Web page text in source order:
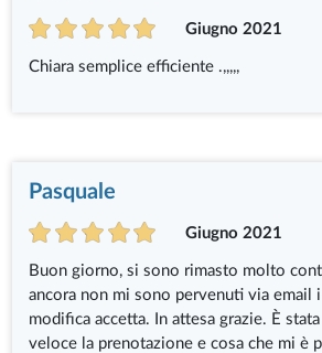
Giugno 2021
Chiara semplice efficiente .,,,,,
Pasquale
Giugno 2021
Buon giorno, si sono rimasto molto
ancora non mi sono pervenuti via email
modifica accetta. In attesa grazie. È
veloce la prenotazione e cosa che mi è